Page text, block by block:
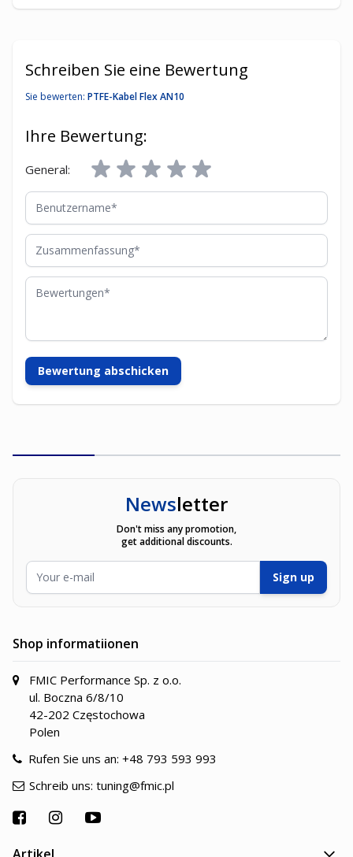
Schreiben Sie eine Bewertung
Sie bewerten: PTFE-Kabel Flex AN10
Ihre Bewertung:
General:
Benutzername
Zusammenfassung
Bewertungen
Bewertung abschicken
Newsletter
Don't miss any promotion,
get additional discounts.
Sign up
Shop informatiionen
FMIC Performance Sp. z o.o.
ul. Boczna 6/8/10
42-202 Częstochowa
Polen
Rufen Sie uns an: +48 793 593 993
Schreib uns: tuning@fmic.pl